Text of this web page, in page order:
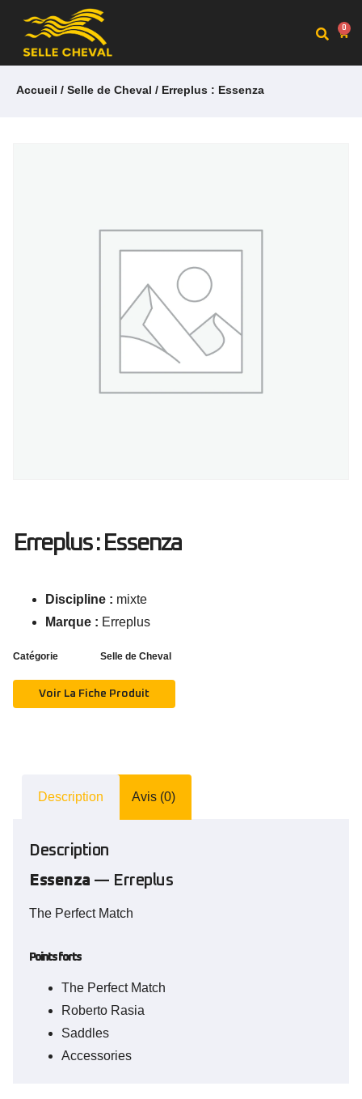
0
Accueil / Selle de Cheval / Erreplus : Essenza
Erreplus : Essenza
Discipline : mixte
Marque : Erreplus
Catégorie Selle de Cheval
Voir La Fiche Produit
Description Avis (0)
Description
Essenza — Erreplus
The Perfect Match
Points forts
The Perfect Match
Roberto Rasia
Saddles
Accessories